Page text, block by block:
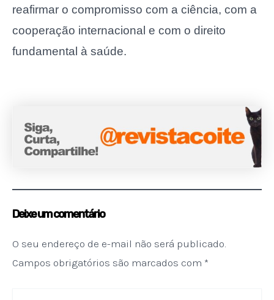
reafirmar o compromisso com a ciência, com a
cooperação internacional e com o direito
fundamental à saúde.
Deixe um comentário
O seu endereço de e-mail não será publicado.
Campos obrigatórios são marcados com *